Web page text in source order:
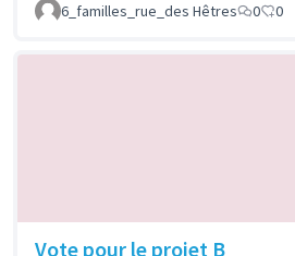
6_familles_rue_des Hêtres 0 0
Vote pour le projet B